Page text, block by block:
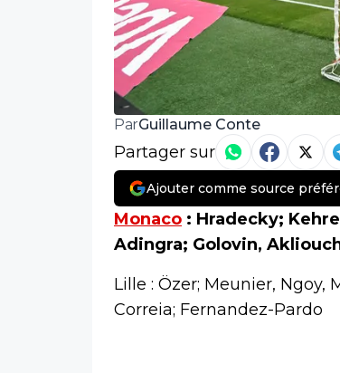
ParGuillaume Conte
Partager sur
Ajouter comme source
Monaco : Hradecky;
Adingra; Golovin,
Lille : Özer; Meunier, Ngoy,
Correia; Fernandez-Pardo